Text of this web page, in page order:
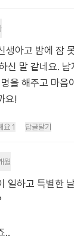
생아고 밤에 잠
신 말 같네요.
을 해주고 마음
요!
요 1 답글달기
월
일하고 특별한
..